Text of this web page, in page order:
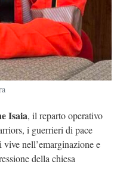
Isaia, il reparto operativo
i guerrieri di pace
nell’emarginazione e
della chiesa